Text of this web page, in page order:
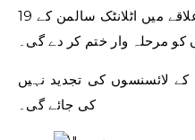
جزیرے کے ڈسکوری آئی لینڈ کے علاقے میں اٹلانٹک سالمن کے 19
کو مرحلہ وار ختم کر دے گی۔
لائسنسوں کی تجدید نہیں
کی جائے گی۔